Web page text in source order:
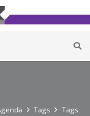
Tags Tags